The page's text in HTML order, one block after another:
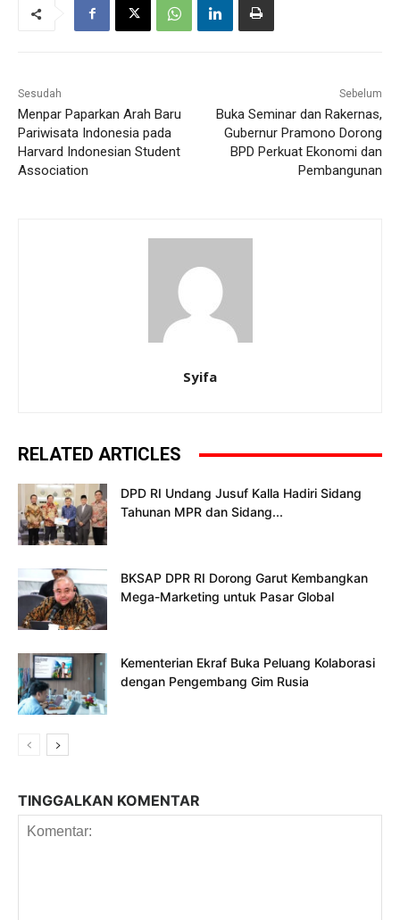
Sesudah
Menpar Paparkan Arah Baru
Pariwisata Indonesia pada
Harvard Indonesian Student
Association
Sebelum
Buka Seminar dan Rakernas,
Gubernur Pramono Dorong
BPD Perkuat Ekonomi dan
Pembangunan
Syifa
RELATED ARTICLES
DPD RI Undang Jusuf Kalla Hadiri Sidang
Tahunan MPR dan Sidang...
BKSAP DPR RI Dorong Garut Kembangkan
Mega-Marketing untuk Pasar Global
Kementerian Ekraf Buka Peluang Kolaborasi
dengan Pengembang Gim Rusia
TINGGALKAN KOMENTAR